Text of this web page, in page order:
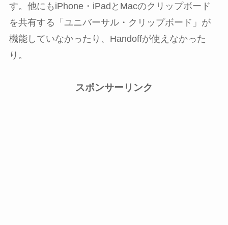
す。他にもiPhone・iPadとMacのクリップボード
を共有する「ユニバーサル・クリップボード」が
機能していなかったり、Handoffが使えなかった
り。
スポンサーリンク